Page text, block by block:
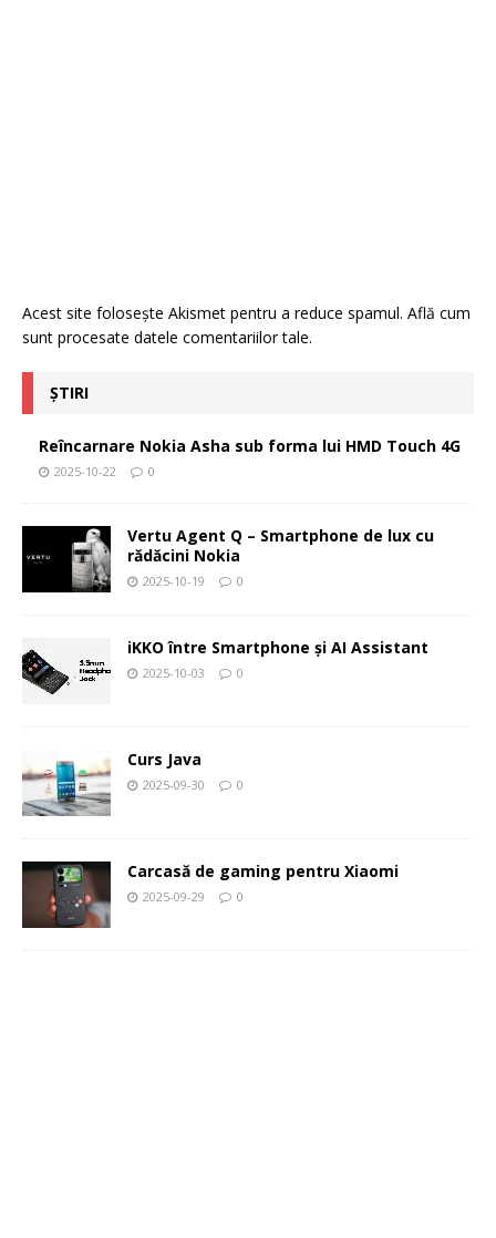
Acest site folosește Akismet pentru a reduce spamul. Află cum
sunt procesate datele comentariilor tale.
ȘTIRI
Reîncarnare Nokia Asha sub forma lui HMD Touch 4G
2025-10-22 0
Vertu Agent Q – Smartphone de lux cu
rădăcini Nokia
2025-10-19 0
iKKO între Smartphone și AI Assistant
2025-10-03 0
Curs Java
2025-09-30 0
Carcasă de gaming pentru Xiaomi
2025-09-29 0